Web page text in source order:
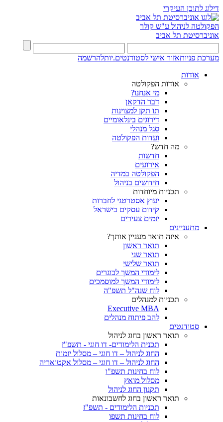
דילוג לתוכן העיקרי
הפקולטה לניהול ע"ש קולר
אוניברסיטת תל אביב
מערכת פניותאזור אישי לסטודנטים.יותלהרשמה
אודות
אודות הפקולטה
מי אנחנו?
דבר הדקאן
תו תקן למצוינות
דירוגים בינלאומיים
סגל מנהלי
ועדות הפקולטה
מה חדש?
חדשות
אירועים
הפקולטה במדיה
חידושים בניהול
תכניות מיוחדות
יעוץ אסטרטגי לחברות
קידום עסקים בישראל
יזמים צעירים
מתעניינים
איזה תואר מעניין אותך?
תואר ראשון
תואר שני
תואר שלישי
לימודי המשך לבוגרים
לימודי המשך למוסמכים
לוח שנה"ל תשפ"ה
תכניות למנהלים
Executive MBA
להב פיתוח מנהלים
סטודנטים
תואר ראשון בחוג לניהול
תכנית הלימודים- דו חוגי - תשפ"ז
החוג לניהול – דו חוגי – מסלול יזמות
החוג לניהול – דו חוגי – מסלול אקטואריה
לוח בחינות תשפ"ו
מסלול מואץ
תקנון החוג לניהול
תואר ראשון בחוג לחשבונאות
תכניות הלימודים - תשפ"ז
לוח בחינות תשפו